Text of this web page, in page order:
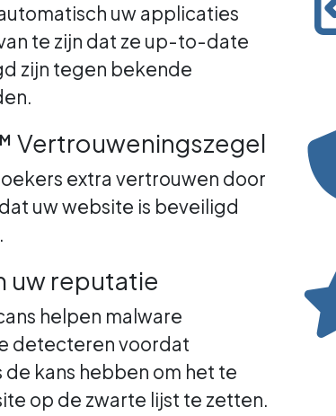
uw applicaties
te zijn dat ze up-to-date
zijn tegen bekende
Vertrouweningszegel
extra vertrouwen door
uw website is beveiligd
uw reputatie
helpen malware
detecteren voordat
kans hebben om het te
op de zwarte lijst te zetten.